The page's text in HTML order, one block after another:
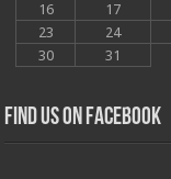
16
17
23
24
30
31
Find us on Facebook